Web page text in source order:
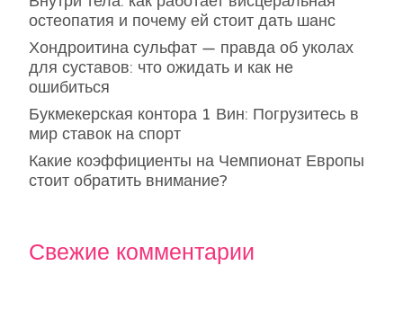
остеопатия и почему ей стоит дать шанс
Хондроитина сульфат — правда об уколах
для суставов: что ожидать и как не
ошибиться
Букмекерская контора 1 Вин: Погрузитесь в
мир ставок на спорт
Какие коэффициенты на Чемпионат Европы
стоит обратить внимание?
Свежие комментарии